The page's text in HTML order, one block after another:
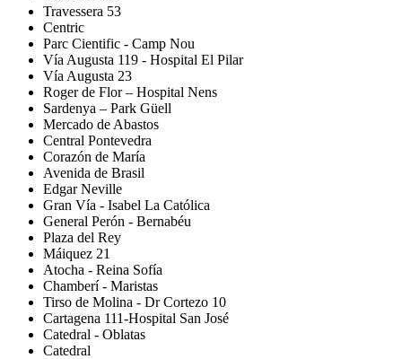
Travessera 53
Centric
Parc Cientific - Camp Nou
Vía Augusta 119 - Hospital El Pilar
Vía Augusta 23
Roger de Flor – Hospital Nens
Sardenya – Park Güell
Mercado de Abastos
Central Pontevedra
Corazón de María
Avenida de Brasil
Edgar Neville
Gran Vía - Isabel La Católica
General Perón - Bernabéu
Plaza del Rey
Máiquez 21
Atocha - Reina Sofía
Chamberí - Maristas
Tirso de Molina - Dr Cortezo 10
Cartagena 111-Hospital San José
Catedral - Oblatas
Catedral